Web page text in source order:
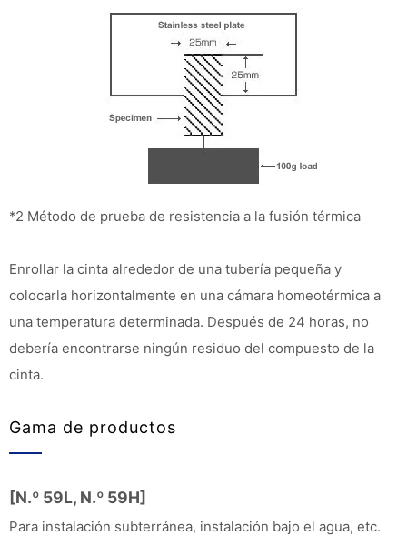
*2 Método de prueba de resistencia a la fusión térmica
Enrollar la cinta alrededor de una tubería pequeña y
colocarla horizontalmente en una cámara homeotérmica a
una temperatura determinada. Después de 24 horas, no
debería encontrarse ningún residuo del compuesto de la
cinta.
Gama de productos
[N.º 59L, N.º 59H]
Para instalación subterránea, instalación bajo el agua, etc.